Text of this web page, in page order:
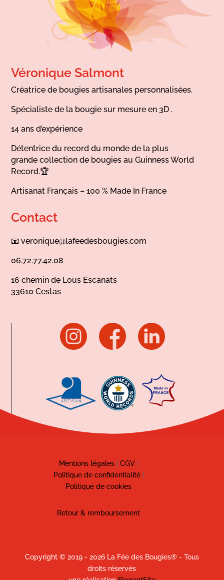
Véronique Salmont
Créatrice de bougies artisanales personnalisées.
Spécialiste de la bougie sur mesure en 3D .
14 ans d’expérience
Détentrice du record du monde de la plus
grande collection de bougies au Guinness World
Record.🏆
Artisanat Français – 100 % Made In France
Contact
📧veronique@lafeedesbougies.com
06.72.77.42.08
16 chemin de Lous Escanats
33610 Cestas
Mentions légales| CGV|
Politique de confidentialité|
Politique de cookies
Retour & remboursement
Copyright © 2019 - 2026 La Fée des Bougies® - Tous
droits réservés